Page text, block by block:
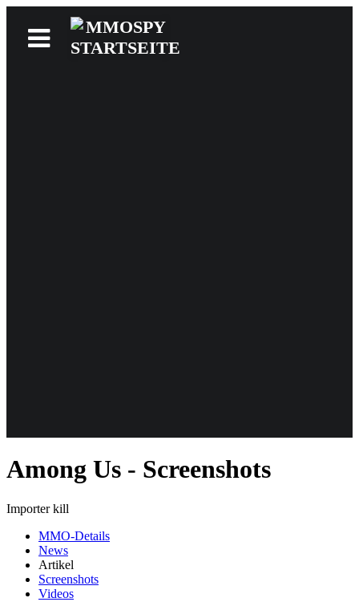
Among Us - Screenshots
Importer kill
MMO-Details
News
Artikel
Screenshots
Videos